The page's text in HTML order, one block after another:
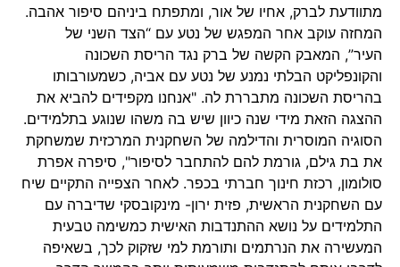
מתוודעת לברק, אחיו של אור, ומתפתח ביניהם סיפור אהבה.
המחזה עוקב אחר המפגש של נטע עם “הצד השני של
העיר”, המאבק הקשה של ברק נגד הריסת השכונה
והקונפליקט הבלתי נמנע של נטע עם אביה, כשמעורבותו
בהריסת השכונה מתבררת לה. "אנחנו מקפידים להביא את
ההצגה הזאת מידי שנה כיוון שיש בה משהו שנוגע בתלמידים.
הסוגיה המוסרית והדילמה של השחקנית המרכזית שמשחקת
את בת גילם, גורמת להם להתחבר לסיפור", סיפרה אפרת
סולומון, רכזת חינוך חברתי בכפר. לאחר הצפייה התקיים שיח
עם השחקנית הראשית, פזית ירון- מינקובסקי שדיברה עם
התלמידים על נושא ההתנדבות האישית כמשימה טבעית
המעשירה את הנרתמים ותורמת למי שזקוק לכך, בשאיפה